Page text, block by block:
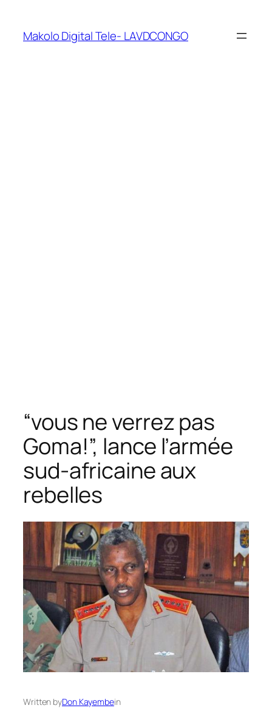
Makolo Digital Tele- LAVDCONGO
“vous ne verrez pas
Goma!”, lance l’armée
sud-africaine aux
rebelles
Written byDon Kayembein